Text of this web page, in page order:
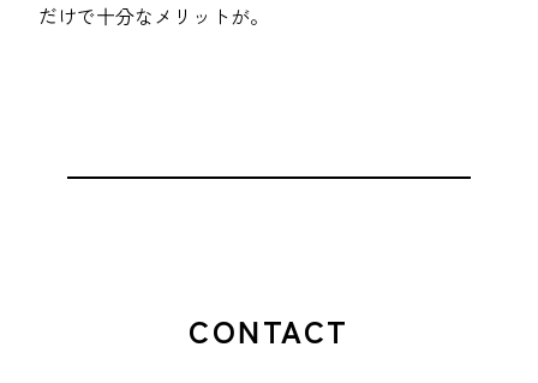
だけで十分なメリットが。
CONTACT